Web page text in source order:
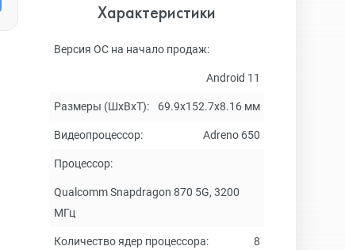
Характеристики
Версия ОС на начало продаж:
Android 11
Размеры (ШxВxТ): 69.9x152.7x8.16 мм
Видеопроцессор: Adreno 650
Процессор:
Qualcomm Snapdragon 870 5G, 3200
МГц
Количество ядер процессора: 8